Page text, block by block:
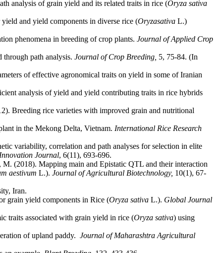
analysis of grain yield and its related traits in rice (Oryza sativa
and yield components in diverse rice (Oryzasativa L.)
phenomena in breeding of crop plants. Journal of Applied Crop
path analysis. Journal of Crop Breeding, 5, 75-84. (In
of effective agronomical traits on yield in some of Iranian
analysis of yield and yield contributing traits in rice hybrids
Breeding rice varieties with improved grain and nutritional
in the Mekong Delta, Vietnam. International Rice Research
variability, correlation and path analyses for selection in elite
Journal, 6(11), 693-696.
(2018). Mapping main and Epistatic QTL and their interaction
aestivum L.). Journal of Agricultural Biotechnology, 10(1), 67-
Iran.
grain yield components in Rice (Oryza sativa L.). Global Journal
traits associated with grain yield in rice (Oryza sativa) using
of upland paddy. Journal of Maharashtra Agricultural